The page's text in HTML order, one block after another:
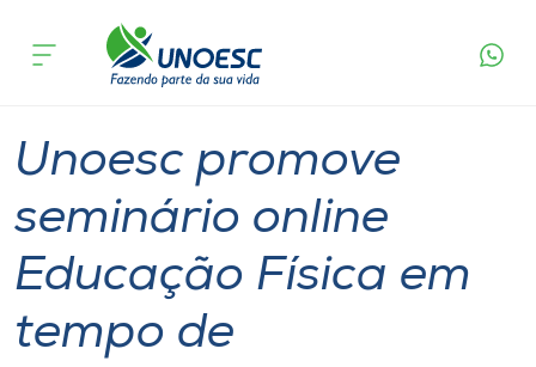
Cursos
Atendimento ao Estudante
Portal de Ensino
acontece
Unoesc promove
seminário online
Educação Física em
tempo de